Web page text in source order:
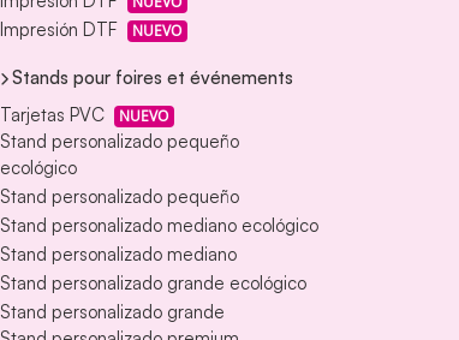
Impresión DTF NUEVO
Stands pour foires et événements
Tarjetas PVC
NUEVO
Stand personalizado pequeño
ecológico
Stand personalizado pequeño
Stand personalizado mediano ecológico
Stand personalizado mediano
Stand personalizado grande ecológico
Stand personalizado grande